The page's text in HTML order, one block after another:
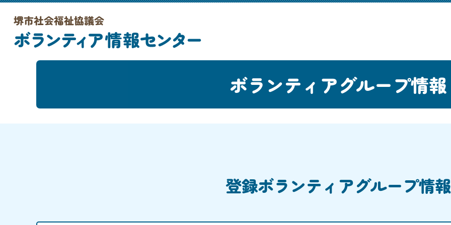
ボランティアグループ情報
登録ボランティアグループ情報